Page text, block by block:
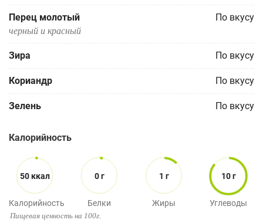
Перец молотый По вкусу
черный и красный
Зира По вкусу
Кориандр По вкусу
Зелень По вкусу
Калорийность
50 ккал
Калорийность
0 г
Белки
1 г
Жиры
10 г
Углеводы
Пищевая ценность на 100г.